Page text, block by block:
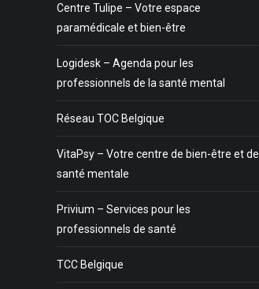
Centre Tulipe – Votre espace
paramédicale et bien-être
Logidesk – Agenda pour les
professionnels de la santé mental
Réseau TOC Belgique
VitaPsy – Votre centre de bien-être et de
santé mentale
Privium – Services pour les
professionnels de santé
TCC Belgique